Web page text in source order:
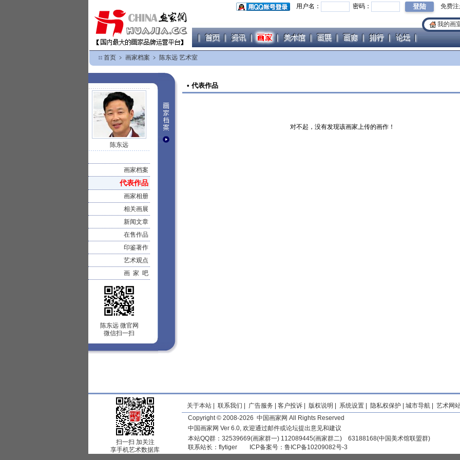
用户名： 密码： 免费
我的画
首页 ﹥ 画家档案 ﹥ 陈东远 艺术室
陈东远
画家档案
代表作品
画家相册
相关画展
新闻文章
在售作品
印鉴著作
艺术观点
画 家 吧
陈东远 微官网
微信扫一扫
• 代表作品
对不起，没有发现该画家上传的画作！
扫一扫 加关注
享手机艺术数据库
关于本站 联系我们 广告服务 客户投诉 版权说明 系统设置 隐私权保护 城市导航
艺术网
Copyright © 2008-2026 中国画家网 All Rights Reserved
中国画家网 Ver 6.0, 欢迎通过邮件或论坛提出意见和建议
本站QQ群：32539669(画家群一) 112089445(画家群二) 63188168(中国美术馆联盟群)
联系站长： flytiger ICP备案号： 鲁ICP备10209082号-3